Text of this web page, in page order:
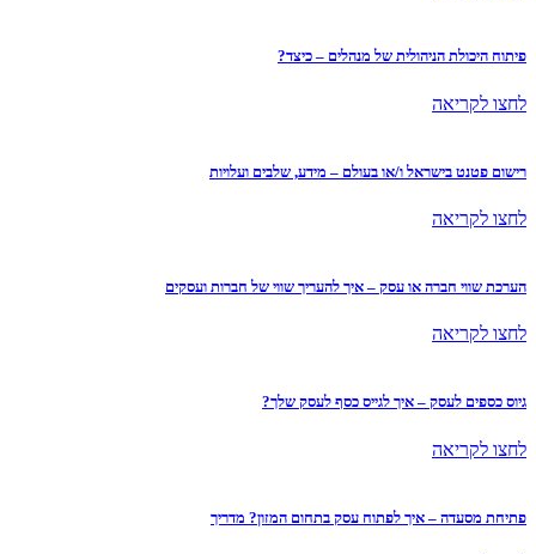
פיתוח היכולת הניהולית של מנהלים – כיצד?
לחצו לקריאה
רישום פטנט בישראל ו/או בעולם – מידע, שלבים ועלויות
לחצו לקריאה
הערכת שווי חברה או עסק – איך להעריך שווי של חברות ועסקים
לחצו לקריאה
גיוס כספים לעסק – איך לגייס כסף לעסק שלך?
לחצו לקריאה
פתיחת מסעדה – איך לפתוח עסק בתחום המזון? מדריך